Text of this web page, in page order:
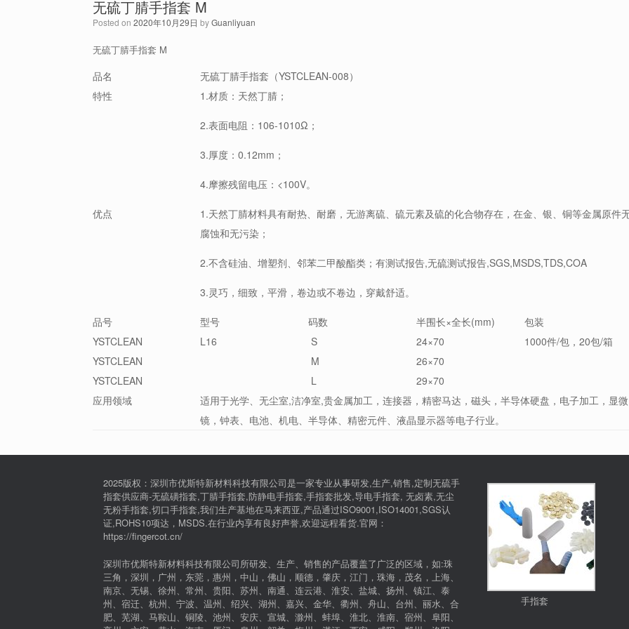
无硫丁腈手指套 M
Posted on 2020年10月29日 byGuanliyuan
无硫丁腈手指套 M
品名
无硫丁腈手指套（YSTCLEAN-008）
特性
1.材质：天然丁腈；
2.表面电阻：106-1010Ω；
3.厚度：0.12mm；
4.摩擦残留电压：<100V。
优点
1.天然丁腈材料具有耐热、耐磨，无游离硫、硫元素及硫的化合物存在，在金、银、铜等金属原件
腐蚀和无污染；
2.不含硅油、增塑剂、邻苯二甲酸酯类；有测试报告,无硫测试报告,SGS,MSDS,TDS,COA
3.灵巧，细致，平滑，卷边或不卷边，穿戴舒适。
品号 型号 码数 半围长×全长(mm)
包装
YSTCLEAN
L16 S 24×70
1000件/包，20包/箱
YSTCLEAN
M
26×70
YSTCLEAN
L
29×70
应用领域
适用于光学、无尘室,洁净室,贵金属加工，连接器，精密马达，磁头，半导体硬盘，电子加工，显微
镜，钟表、电池、机电、半导体、精密元件、液晶显示器等电子行业。
2025版权：深圳市优斯特新材料科技有限公司是一家专业从事研发,生产,销售,定制无硫手
指套供应商-无硫磺指套,丁腈手指套,防静电手指套,手指套批发,导电手指套, 无卤素,无尘
无粉手指套,切口手指套,我们生产基地在马来西亚,产品通过ISO9001,ISO14001,SGS认
证,ROHS10项达，MSDS.在行业内享有良好声誉,欢迎远程看货.官网：
https://fingercot.cn/
深圳市优斯特新材料科技有限公司所研发、生产、销售的产品覆盖了广泛的区域，如:珠
三角，深圳，广州，东莞，惠州，中山，佛山，顺德，肇庆，江门，珠海，茂名，上海、
南京、无锡、徐州、常州、贵阳、苏州、南通、连云港、淮安、盐城、扬州、镇江、泰
州、宿迁、杭州、宁波、温州、绍兴、湖州、嘉兴、金华、衢州、舟山、台州、丽水、合
肥、芜湖、马鞍山、铜陵、池州、安庆、宣城、滁州、蚌埠、淮北、淮南、宿州、阜阳、
手指套